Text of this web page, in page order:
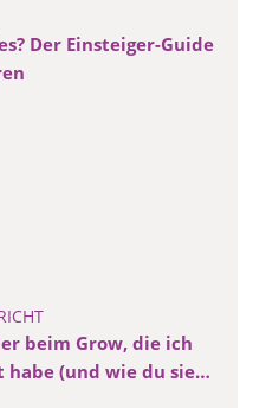
Der Einsteiger-Guide
beim Grow, die ich
habe (und wie du sie